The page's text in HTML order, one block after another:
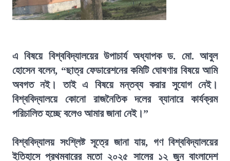
এ বিষয়ে বিশ্ববিদ্যালয়ের উপাচার্য অধ্যাপক ড. মো. আবুল
হোসেন বলেন, “ছাত্র ফেডারেশনের কমিটি ঘোষণার বিষয়ে আমি
অবগত নই। তাই এ বিষয়ে মন্তব্য করার সুযোগ নেই।
বিশ্ববিদ্যালয়ে কোনো রাজনৈতিক দলের ব্যানারে কার্যক্রম
পরিচালিত হচ্ছে বলেও আমার জানা নেই।”
বিশ্ববিদ্যালয় সংশ্লিষ্ট সূত্রে জানা যায়, গণ বিশ্ববিদ্যালয়ের
ইতিহাসে প্রথমবারের মতো ২০২৫ সালের ১২ জুন বাংলাদেশ